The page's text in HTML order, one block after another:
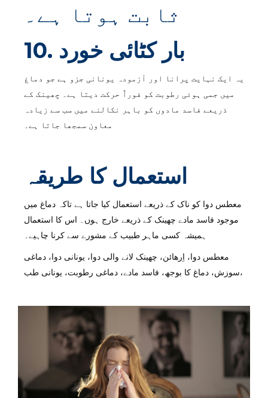
ثابت ہوتا ہے۔
10. بار کٹائی خورد
یہ ایک نہایت پرانا اور آزمودہ یونانی جزو ہے جو دماغ
میں جمی ہوئی رطوبت کو فوراً حرکت دیتا ہے۔ چھینک کے
ذریعے فاسد مادوں کو باہر نکالنے میں سب سے زیادہ
معاون سمجھا جاتا ہے۔
استعمال کا طریقہ
معطس دوا کو ناک کے ذریعے استعمال کیا جاتا ہے تاکہ دماغ میں
موجود فاسد مادے چھینک کے ذریعے خارج ہوں۔ اس کا استعمال
ہمیشہ کسی ماہر طبیب کے مشورے سے کرنا چاہیے۔
معطس دوا، اِرهائن، چھینک لانے والی دوا، یونانی دوا، دماغی
سوزش، دماغ کا بوجھ، فاسد مادے، دماغی رطوبت، یونانی طب،